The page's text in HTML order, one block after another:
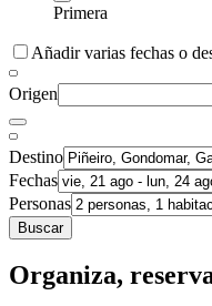
Primera
Añadir varias fechas o
Origen
Destino
Fechas
Personas
Buscar
Organiza,